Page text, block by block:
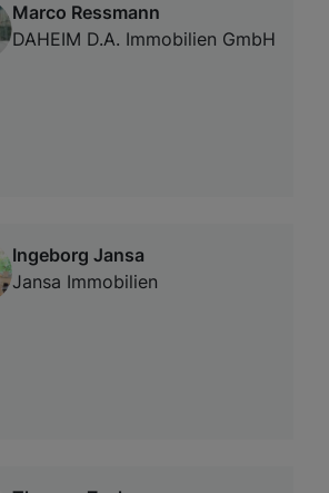
Marco Ressmann
DAHEIM D.A. Immobilien GmbH
Ingeborg Jansa
Jansa Immobilien